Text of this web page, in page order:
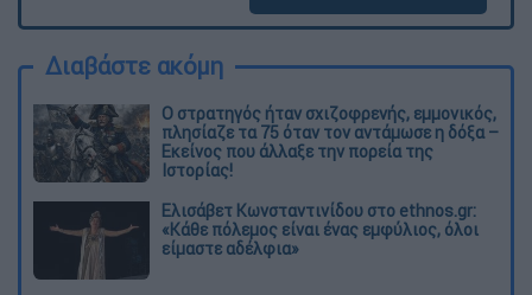
Διαβάστε ακόμη
O στρατηγός ήταν σχιζοφρενής, εμμονικός,
πλησίαζε τα 75 όταν τον αντάμωσε η δόξα –
Εκείνος που άλλαξε την πορεία της
Ιστορίας!
Ελισάβετ Κωνσταντινίδου στο ethnos.gr:
«Κάθε πόλεμος είναι ένας εμφύλιος, όλοι
είμαστε αδέλφια»